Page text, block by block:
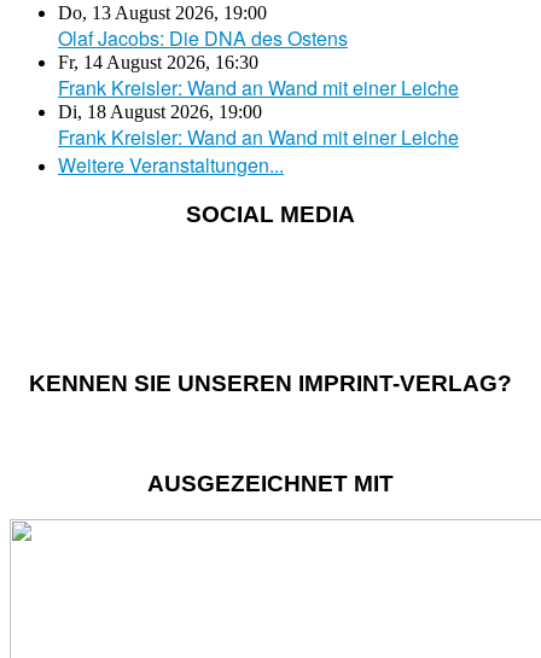
Do, 13 August 2026, 19:00
Olaf Jacobs: Die DNA des Ostens
Fr, 14 August 2026, 16:30
Frank Kreisler: Wand an Wand mit einer Leiche
Di, 18 August 2026, 19:00
Frank Kreisler: Wand an Wand mit einer Leiche
Weitere Veranstaltungen...
SOCIAL MEDIA
KENNEN SIE UNSEREN IMPRINT-VERLAG?
AUSGEZEICHNET MIT